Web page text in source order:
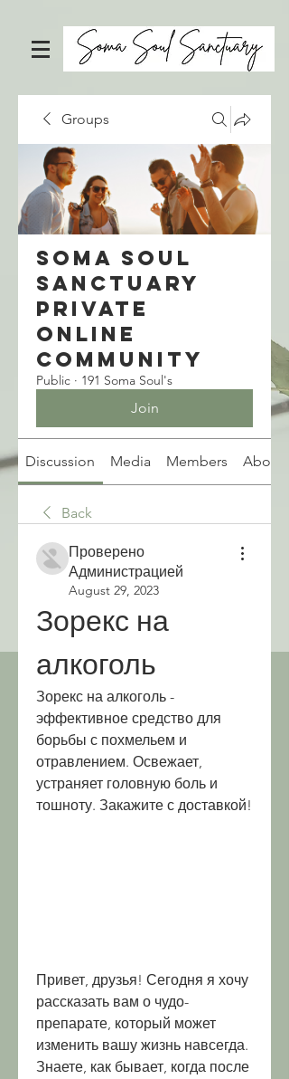
Groups
Soma Soul
Sanctuary
Private
Online
Community
Public · 191 Soma Soul's
Join
Discussion Media Members About
Back
Проверено
Администрацией
August 29, 2023
Зорекс на
алкоголь
Зорекс на алкоголь -
эффективное средство для
борьбы с похмельем и
отравлением. Освежает,
устраняет головную боль и
тошноту. Закажите с доставкой!
Привет, друзья! Сегодня я хочу
рассказать вам о чудо-
препарате, который может
изменить вашу жизнь навсегда.
Знаете, как бывает, когда после